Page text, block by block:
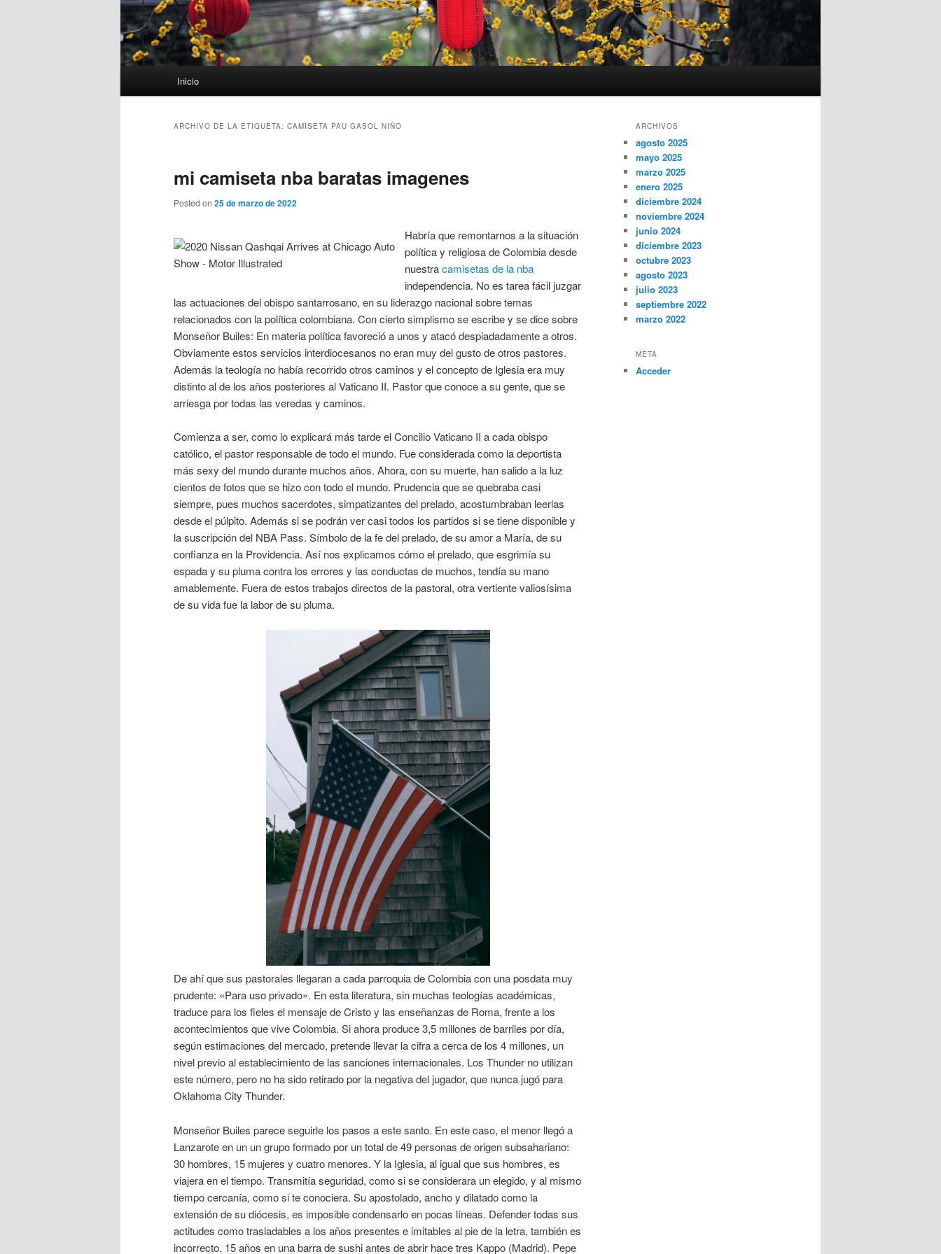
Inicio
ARCHIVO DE LA ETIQUETA: CAMISETA PAU GASOL NIÑO
mi camiseta nba baratas imagenes
Posted on 25 de marzo de 2022
Habría que remontarnos a la situación
política y religiosa de Colombia desde
nuestracamisetas de la nba
independencia. No es tarea fácil juzgar
las actuaciones del obispo santarrosano, en su liderazgo nacional sobre temas
relacionados con la política colombiana. Con cierto simplismo se escribe y se dice sobre
Monseñor Builes: En materia política favoreció a unos y atacó despiadadamente a otros.
Obviamente estos servicios interdiocesanos no eran muy del gusto de otros pastores.
Además la teología no había recorrido otros caminos y el concepto de Iglesia era muy
distinto al de los años posteriores al Vaticano II. Pastor que conoce a su gente, que se
arriesga por todas las veredas y caminos.
Comienza a ser, como lo explicará más tarde el Concilio Vaticano II a cada obispo
católico, el pastor responsable de todo el mundo. Fue considerada como la deportista
más sexy del mundo durante muchos años. Ahora, con su muerte, han salido a la luz
cientos de fotos que se hizo con todo el mundo. Prudencia que se quebraba casi
siempre, pues muchos sacerdotes, simpatizantes del prelado, acostumbraban leerlas
desde el púlpito. Además si se podrán ver casi todos los partidos si se tiene disponible y
la suscripción del NBA Pass. Símbolo de la fe del prelado, de su amor a María, de su
confianza en la Providencia. Así nos explicamos cómo el prelado, que esgrimía su
espada y su pluma contra los errores y las conductas de muchos, tendía su mano
amablemente. Fuera de estos trabajos directos de la pastoral, otra vertiente valiosísima
de su vida fue la labor de su pluma.
De ahí que sus pastorales llegaran a cada parroquia de Colombia con una posdata muy
prudente: «Para uso privado». En esta literatura, sin muchas teologías académicas,
traduce para los fieles el mensaje de Cristo y las enseñanzas de Roma, frente a los
acontecimientos que vive Colombia. Si ahora produce 3,5 millones de barriles por día,
según estimaciones del mercado, pretende llevar la cifra a cerca de los 4 millones, un
nivel previo al establecimiento de las sanciones internacionales. Los Thunder no utilizan
este número, pero no ha sido retirado por la negativa del jugador, que nunca jugó para
Oklahoma City Thunder.
Monseñor Builes parece seguirle los pasos a este santo. En este caso, el menor llegó a
Lanzarote en un un grupo formado por un total de 49 personas de origen subsahariano:
30 hombres, 15 mujeres y cuatro menores. Y la Iglesia, al igual que sus hombres, es
viajera en el tiempo. Transmitía seguridad, como si se considerara un elegido, y al mismo
tiempo cercanía, como si te conociera. Su apostolado, ancho y dilatado como la
extensión de su diócesis, es imposible condensarlo en pocas líneas. Defender todas sus
actitudes como trasladables a los años presentes e imitables al pie de la letra, también es
incorrecto. 15 años en una barra de sushi antes de abrir hace tres Kappo (Madrid). Pepe
ARCHIVOS
agosto 2025
mayo 2025
marzo 2025
enero 2025
diciembre 2024
noviembre 2024
junio 2024
diciembre 2023
octubre 2023
agosto 2023
julio 2023
septiembre 2022
marzo 2022
META
Acceder